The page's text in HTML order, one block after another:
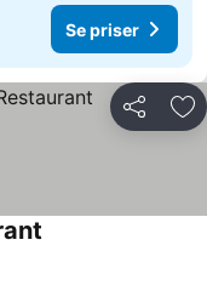
Se priser
Del